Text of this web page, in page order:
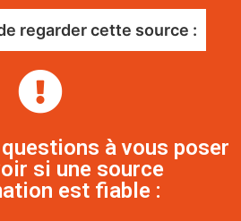
regarder cette source :
à vous poser
si une source
est fiable :